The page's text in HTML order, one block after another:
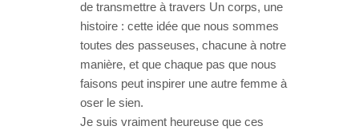
de transmettre à travers Un corps, une
histoire : cette idée que nous sommes
toutes des passeuses, chacune à notre
manière, et que chaque pas que nous
faisons peut inspirer une autre femme à
oser le sien.
Je suis vraiment heureuse que ces